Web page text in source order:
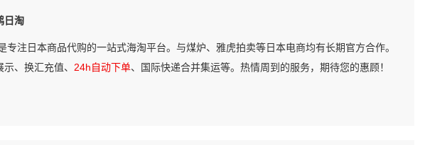
日淘
专注日本商品代购的一站式海淘平台。与煤炉、雅虎拍卖等日本电商均有长期官方合作。
、换汇充值、 24h自动下单、国际快递合并集运等。热情周到的服务，期待您的惠顾！